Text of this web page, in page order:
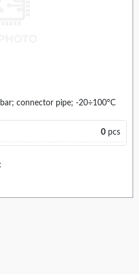
connector pipe; -20÷100°C
0 pcs